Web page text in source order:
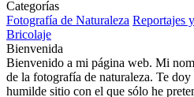
Categorías
Fotografía de Naturaleza Reportajes
Bricolaje
Bienvenida
Bienvenido a mi página web. Mi
de la fotografía de naturaleza. Te
humilde sitio con el que sólo he